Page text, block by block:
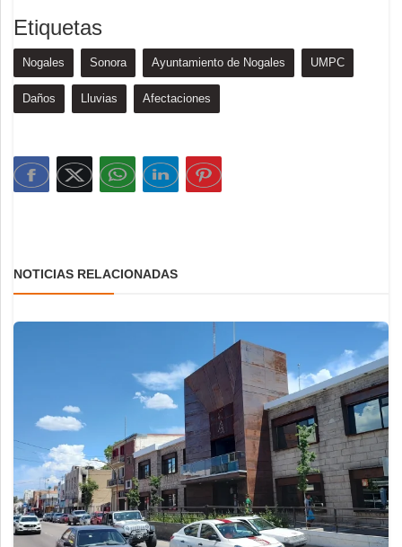
Etiquetas
Nogales Sonora Ayuntamiento de Nogales UMPC
Daños Lluvias Afectaciones
NOTICIAS RELACIONADAS